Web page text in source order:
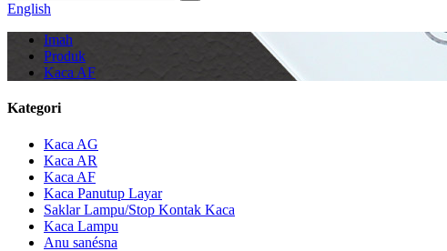
English
Imah
Produk
Kaca AF
Kategori
Kaca AG
Kaca AR
Kaca AF
Kaca Panutup Layar
Saklar Lampu/Stop Kontak Kaca
Kaca Lampu
Anu sanésna